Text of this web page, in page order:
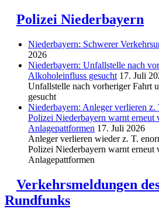
Polizei Niederbayern
Niederbayern: Schwerer
2026
Niederbayern: Unfallstelle nach
Alkoholeinfluss gesucht 17. Juli
Unfallstelle nach vorheriger Fahrt
gesucht
Niederbayern: Anleger verlieren z.
Polizei Niederbayern warnt erneut
Anlagepattformen 17. Juli 2026
Anleger verlieren wieder z. T.
Polizei Niederbayern warnt erneut
Anlagepattformen
Verkehrsmeldungen
Rundfunks